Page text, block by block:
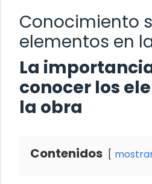
Conocimiento
elementos en
La
conocer los
la obra
Contenidos